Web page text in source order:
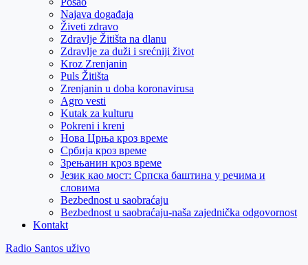
Najava događaja
Živeti zdravo
Zdravlje Žitišta na dlanu
Zdravlje za duži i srećniji život
Kroz Zrenjanin
Puls Žitišta
Zrenjanin u doba koronavirusa
Agro vesti
Kutak za kulturu
Pokreni i kreni
Нова Црња кроз време
Србија кроз време
Зрењанин кроз време
Језик као мост: Српска баштина у речима и
словима
Bezbednost u saobraćaju
Bezbednost u saobraćaju-naša zajednička odgovornost
Kontakt
Radio Santos uživo